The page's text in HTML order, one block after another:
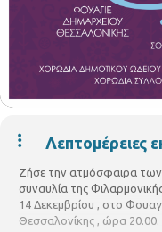
Λεπτομέρειες
Ζήσε την ατμόσφαιρα
συναυλία της
14 Δεκεμβρίου , στο
Θεσσαλονίκης , ώρα 20.00.